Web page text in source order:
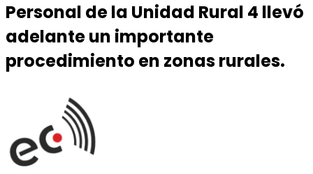
Personal de la Unidad Rural 4 llevó
adelante un importante
procedimiento en zonas rurales.